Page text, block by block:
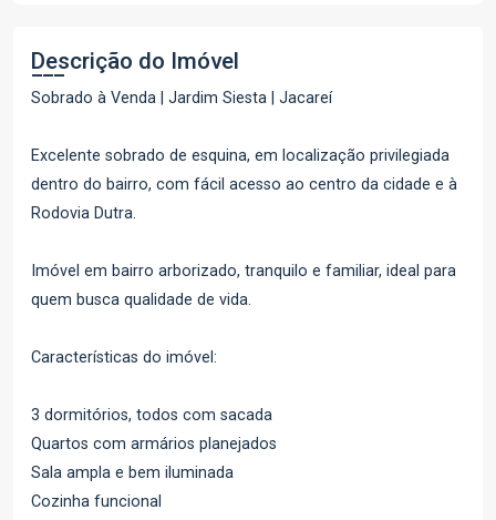
Descrição do Imóvel
Sobrado à Venda | Jardim Siesta | Jacareí
Excelente sobrado de esquina, em localização privilegiada
dentro do bairro, com fácil acesso ao centro da cidade e à
Rodovia Dutra.
Imóvel em bairro arborizado, tranquilo e familiar, ideal para
quem busca qualidade de vida.
Características do imóvel:
3 dormitórios, todos com sacada
Quartos com armários planejados
Sala ampla e bem iluminada
Cozinha funcional